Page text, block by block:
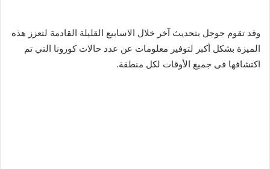
وقد تقوم جوجل بتحديث آخر خلال الاسابيع القليلة القادمة لتعزز هذه
الميزة بشكل أكبر لتوفير معلومات عن عدد حالات كورونا التي تم
اكتشافها فى جميع الأوقات لكل منطقة.